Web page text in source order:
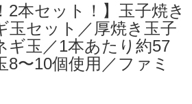
2本セット！】玉子焼き
玉セット／厚焼き玉子
ギ玉／1本あたり約57
8〜10個使用／ファミ